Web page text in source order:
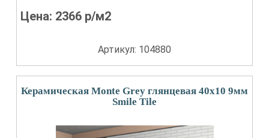
Цена: 2366 р/м2
Артикул: 104880
Керамическая Monte Grey глянцевая 40x10 9мм
Smile Tile